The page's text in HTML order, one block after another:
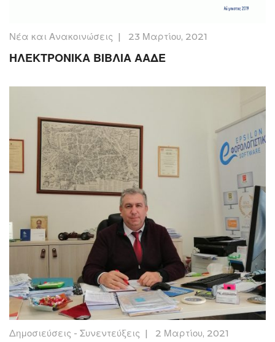
Νέα και Ανακοινώσεις | 23 Μαρτίου, 2021
ΗΛΕΚΤΡΟΝΙΚΑ ΒΙΒΛΙΑ ΑΑΔΕ
Δημοσιεύσεις - Συνεντεύξεις | 2 Μαρτίου, 2021